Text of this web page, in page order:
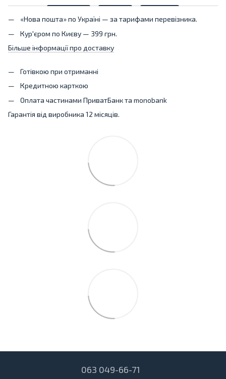
«Нова пошта» по Україні — за тарифами перевізника.
Кур'єром по Києву — 399 грн.
Більше інформації про доставку
Готівкою при отриманні
Кредитною карткою
Оплата частинами ПриватБанк та monobank
Гарантія від виробника 12 місяців.
063 049-66-71